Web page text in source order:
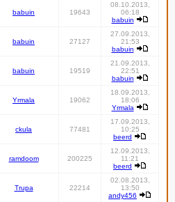
babuin 19643
08.10.2013,
06:18
babuin
babuin 27127
27.09.2013,
21:53
babuin
babuin 19519
21.09.2013,
22:51
babuin
Yrmala 19062
18.09.2013,
18:06
Yrmala
ckula 77481
17.09.2013,
10:25
beerd
ramdoom 200225
12.09.2013,
11:21
beerd
Trupa 22214
02.08.2013,
13:50
andy456